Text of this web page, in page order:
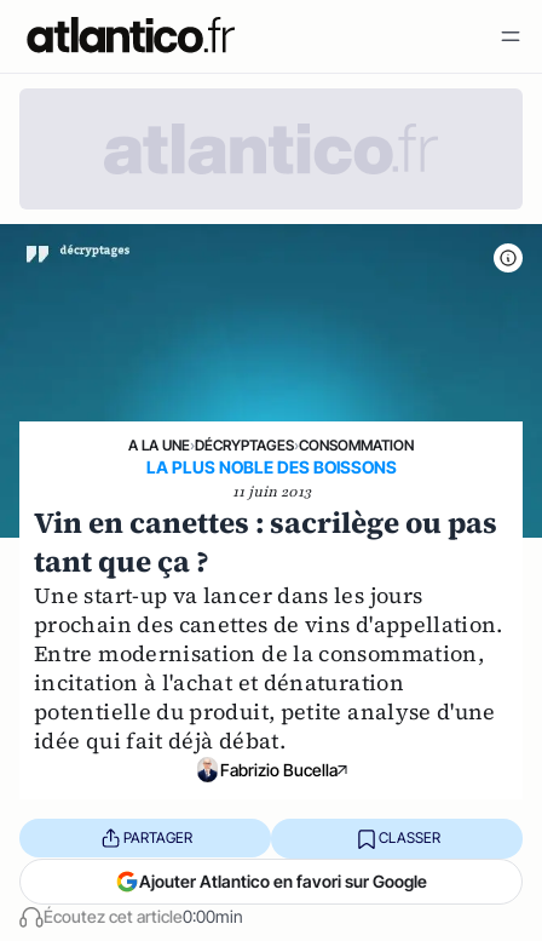
A LA UNE›DÉCRYPTAGES›CONSOMMATION
LA PLUS NOBLE DES BOISSONS
11 juin 2013
Vin en canettes : sacrilège ou pas
tant que ça ?
Une start-up va lancer dans les jours
prochain des canettes de vins d'appellation.
Entre modernisation de la consommation,
incitation à l'achat et dénaturation
potentielle du produit, petite analyse d'une
idée qui fait déjà débat.
Fabrizio Bucella
Écoutez cet article0:00min
PARTAGER CLASSER
Ajouter Atlantico en favori sur Google